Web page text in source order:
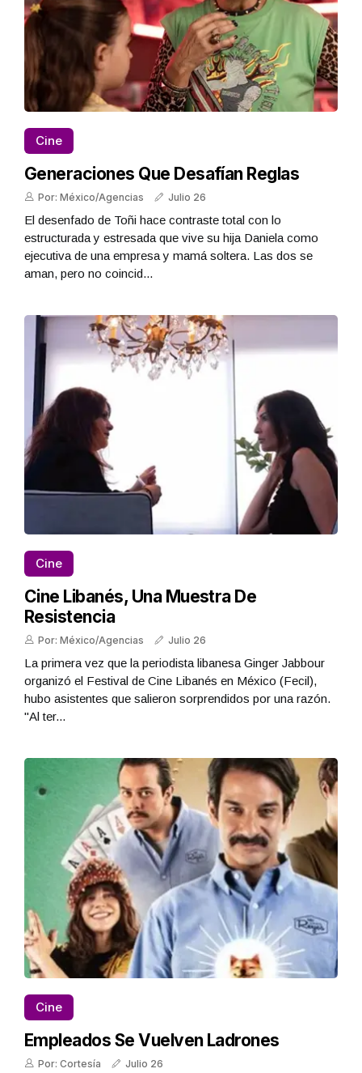
Cine
Generaciones Que Desafían Reglas
Por: México/Agencias Julio 26
El desenfado de Toñi hace contraste total con lo
estructurada y estresada que vive su hija Daniela como
ejecutiva de una empresa y mamá soltera. Las dos se
aman, pero no coincid...
Cine
Cine Libanés, Una Muestra De
Resistencia
Por: México/Agencias Julio 26
La primera vez que la periodista libanesa Ginger Jabbour
organizó el Festival de Cine Libanés en México (Fecil),
hubo asistentes que salieron sorprendidos por una razón.
"Al ter...
Cine
Empleados Se Vuelven Ladrones
Por: Cortesía Julio 26